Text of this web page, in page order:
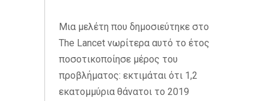
Μια μελέτη που δημοσιεύτηκε στο
The Lancet νωρίτερα αυτό το έτος
ποσοτικοποίησε μέρος του
προβλήματος: εκτιμάται ότι 1,2
εκατομμύρια θάνατοι το 2019